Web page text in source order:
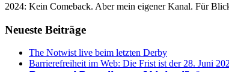
2024: Kein Comeback. Aber mein eigener Kanal. Für
Neueste Beiträge
The Notwist live beim letzten Derby
Barrierefreiheit im Web: Die Frist ist der 28. Juni